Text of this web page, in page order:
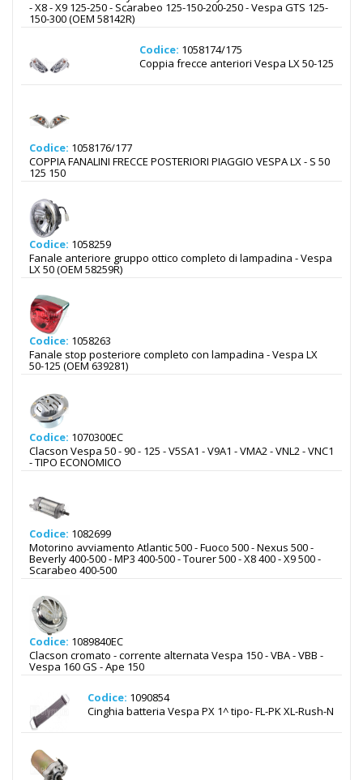
- X8 - X9 125-250 - Scarabeo 125-150-200-250 - Vespa GTS 125-
150-300 (OEM 58142R)
Codice: 1058174/175
Coppia frecce anteriori Vespa LX 50-125
Codice: 1058176/177
COPPIA FANALINI FRECCE POSTERIORI PIAGGIO VESPA LX - S 50
125 150
Codice: 1058259
Fanale anteriore gruppo ottico completo di lampadina - Vespa
LX 50 (OEM 58259R)
Codice: 1058263
Fanale stop posteriore completo con lampadina - Vespa LX
50-125 (OEM 639281)
Codice: 1070300EC
Clacson Vespa 50 - 90 - 125 - V5SA1 - V9A1 - VMA2 - VNL2 - VNC1
- TIPO ECONOMICO
Codice: 1082699
Motorino avviamento Atlantic 500 - Fuoco 500 - Nexus 500 -
Beverly 400-500 - MP3 400-500 - Tourer 500 - X8 400 - X9 500 -
Scarabeo 400-500
Codice: 1089840EC
Clacson cromato - corrente alternata Vespa 150 - VBA - VBB -
Vespa 160 GS - Ape 150
Codice: 1090854
Cinghia batteria Vespa PX 1^ tipo- FL-PK XL-Rush-N